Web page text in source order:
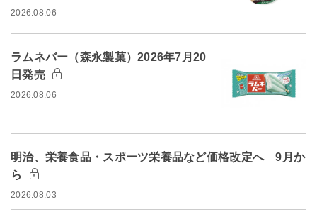
2026.08.06
ラムネバー（森永製菓）2026年7月20
日発売
2026.08.06
明治、栄養食品・スポーツ栄養品など価格改定へ 9月か
ら
2026.08.03